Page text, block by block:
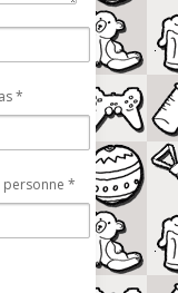
*
personne *